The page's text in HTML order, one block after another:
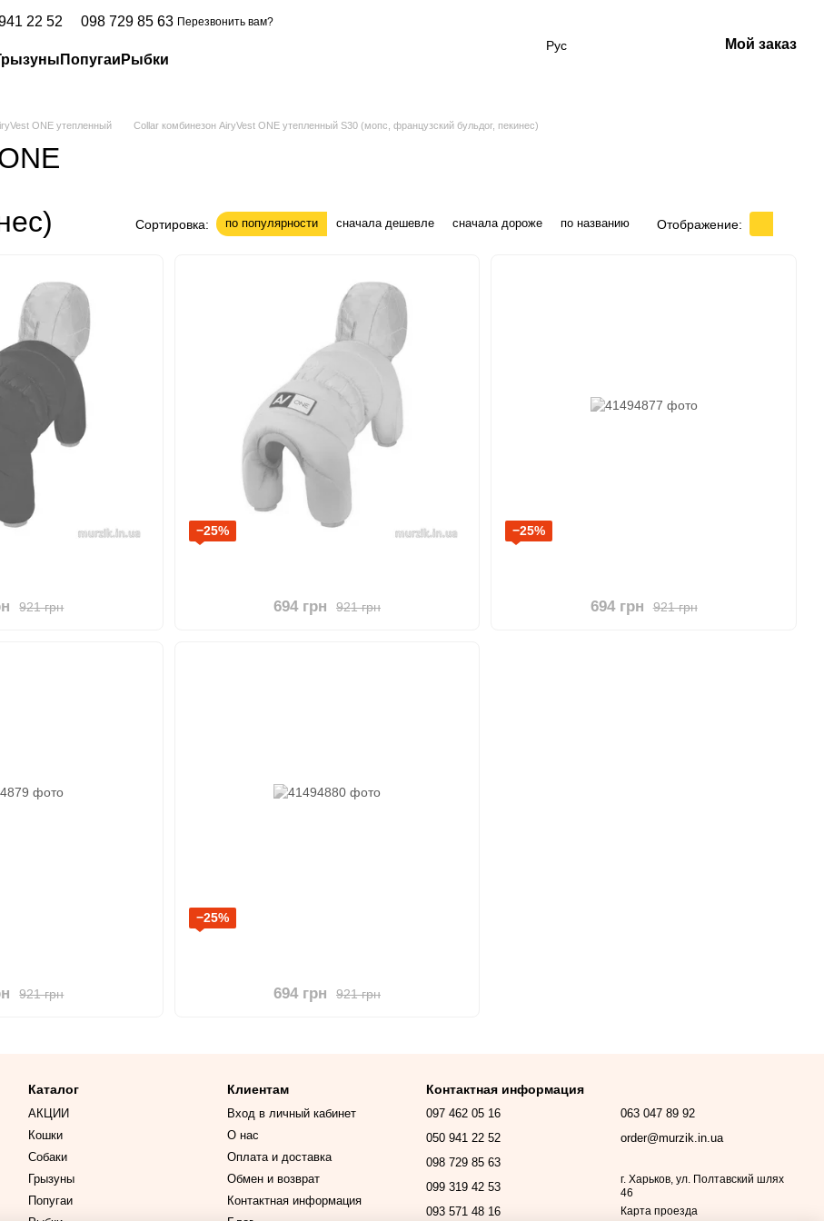
22 52 098 729 85 63 Перезвонить вам?
Попугаи Рыбки
Рус Мой заказ
ONE утепленный Collar комбинезон AiryVest ONE утепленный S30 (мопс, французский бульдог, пекинес)
Сортировка: по популярности сначала дешевле сначала дороже по названию Отображение:
921 грн
−25%
921 грн
694 грн
−25%
921 грн
694 грн
921 грн
−25%
921 грн
694 грн
Каталог
АКЦИИ
Кошки
Собаки
Грызуны
Попугаи
Клиентам
Вход в личный кабинет
О нас
Оплата и доставка
Обмен и возврат
Контактная информация
Контактная информация
097 462 05 16
050 941 22 52
098 729 85 63
099 319 42 53
093 571 48 16
063 047 89 92
order@murzik.in.ua
г. Харьков, ул. Полтавский шлях
46
Карта проезда